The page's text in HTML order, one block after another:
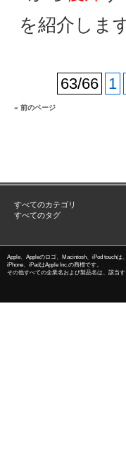
を紹介しま
63/66 1
« 前のページ
すべてのカテゴリ
すべてのタグ
Apple、Appleのロゴ、Macintosh、iPod touchは
iPhone、iPadはApple Inc.の商標です。
その他すべての企業名および製品名は、該当